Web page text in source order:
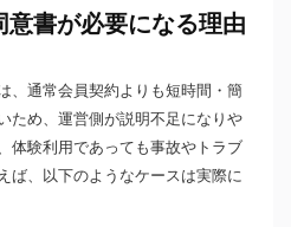
書が必要になる理由
、通常会員契約よりも短時間・簡
ため、運営側が説明不足になりや
体験利用であっても事故やトラブ
ば、以下のようなケースは実際に